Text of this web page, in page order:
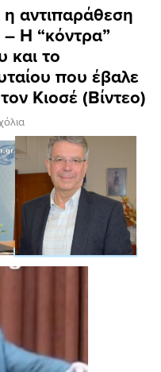
αντιπαράθεση
– Η “κόντρα”
και το
που έβαλε
Κιοσέ (Βίντεο)